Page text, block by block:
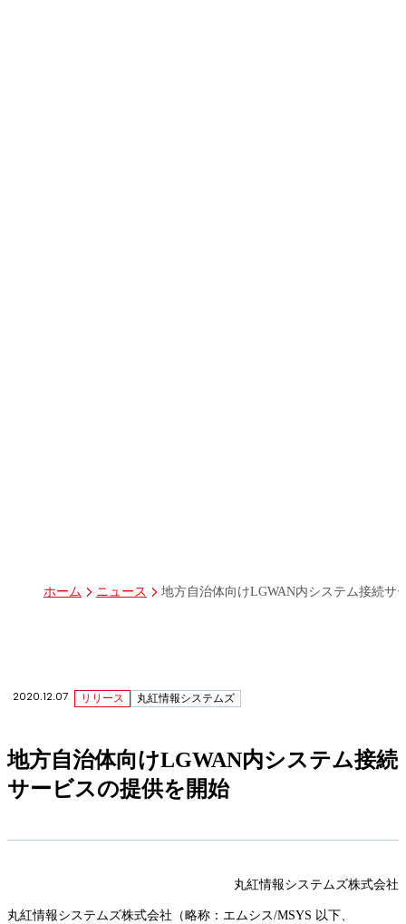
ホーム ニュース 地方自治体向けLGWAN内システム接続サ
2020.12.07 リリース 丸紅情報システムズ
地方自治体向けLGWAN内システム接続
サービスの提供を開始
丸紅情報システムズ株式会社
丸紅情報システムズ株式会社（略称：エムシス/MSYS 以下、